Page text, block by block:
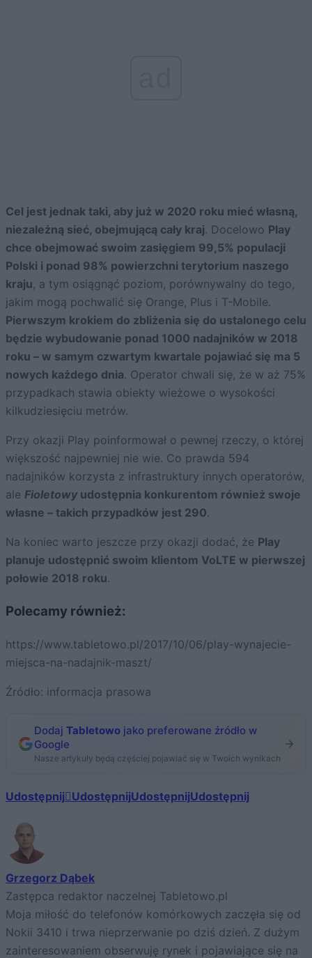
Cel jest jednak taki, aby już w 2020 roku mieć własną,
niezależną sieć, obejmującą cały kraj. Docelowo Play
chce obejmować swoim zasięgiem 99,5% populacji
Polski i ponad 98% powierzchni terytorium naszego
kraju, a tym osiągnąć poziom, porównywalny do tego,
jakim mogą pochwalić się Orange, Plus i T-Mobile.
Pierwszym krokiem do zbliżenia się do ustalonego celu
będzie wybudowanie ponad 1000 nadajników w 2018
roku – w samym czwartym kwartale pojawiać się ma 5
nowych każdego dnia. Operator chwali się, że w aż 75%
przypadkach stawia obiekty wieżowe o wysokości
kilkudziesięciu metrów.
Przy okazji Play poinformował o pewnej rzeczy, o której
większość najpewniej nie wie. Co prawda 594
nadajników korzysta z infrastruktury innych operatorów,
ale Fioletowy udostępnia konkurentom również swoje
własne – takich przypadków jest 290.
Na koniec warto jeszcze przy okazji dodać, że Play
planuje udostępnić swoim klientom VoLTE w pierwszej
połowie 2018 roku.
Polecamy również:
https://www.tabletowo.pl/2017/10/06/play-wynajecie-
miejsca-na-nadajnik-maszt/
Źródło: informacja prasowa
Dodaj Tabletowo jako preferowane źródło w
Google
Nasze artykuły będą częściej pojawiać się w Twoich wynikach
Udostępnij UdostępnijUdostępnijUdostępnij
Grzegorz Dąbek
Zastępca redaktor naczelnej Tabletowo.pl
Moja miłość do telefonów komórkowych zaczęła się od
Nokii 3410 i trwa nieprzerwanie po dziś dzień. Z dużym
zainteresowaniem obserwuję rynek i pojawiające się na